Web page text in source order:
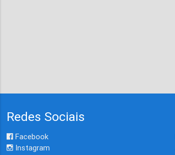
Redes Sociais
Facebook
Instagram